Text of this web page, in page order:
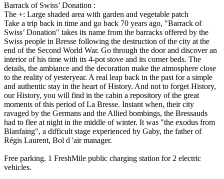
Barrack of Swiss’ Donation :
The +: Large shaded area with garden and vegetable patch
Take a trip back in time and go back 70 years ago, "Barrack of
Swiss’ Donation" takes its name from the barracks offered by the
Swiss people in Bresse following the destruction of the city at the
end of the Second World War. Go through the door and discover an
interior of his time with its 4-pot stove and its corner beds. The
details, the ambiance and the decoration make the atmosphere close
to the reality of yesteryear. A real leap back in the past for a simple
and authentic stay in the heart of History. And not to forget History,
our History, you will find in the cabin a repository of the great
moments of this period of La Bresse. Instant when, their city
ravaged by the Germans and the Allied bombings, the Bressauds
had to flee at night in the middle of winter. It was "the exodus from
Blanfaing", a difficult stage experienced by Gaby, the father of
Régis Laurent, Bol d 'air manager.
Free parking. 1 FreshMile public charging station for 2 electric
vehicles.